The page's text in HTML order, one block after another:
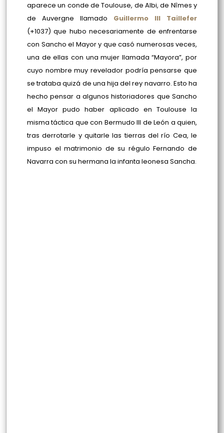
aparece un conde de Toulouse, de Albi, de Nîmes y
de Auvergne llamado Guillermo III Taillefer
(+1037) que hubo necesariamente de enfrentarse
con Sancho el Mayor y que casó numerosas veces,
una de ellas con una mujer llamada “Mayora”, por
cuyo nombre muy revelador podría pensarse que
se trataba quizá de una hija del rey navarro. Esto ha
hecho pensar a algunos historiadores que Sancho
el Mayor pudo haber aplicado en Toulouse la
misma táctica que con Bermudo III de León a quien,
tras derrotarle y quitarle las tierras del río Cea, le
impuso el matrimonio de su régulo Fernando de
Navarra con su hermana la infanta leonesa Sancha.